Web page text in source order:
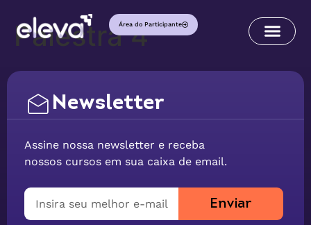
Área do Participante
Palestra 4
Newsletter
Assine nossa newsletter e receba
nossos cursos em sua caixa de email.
Enviar